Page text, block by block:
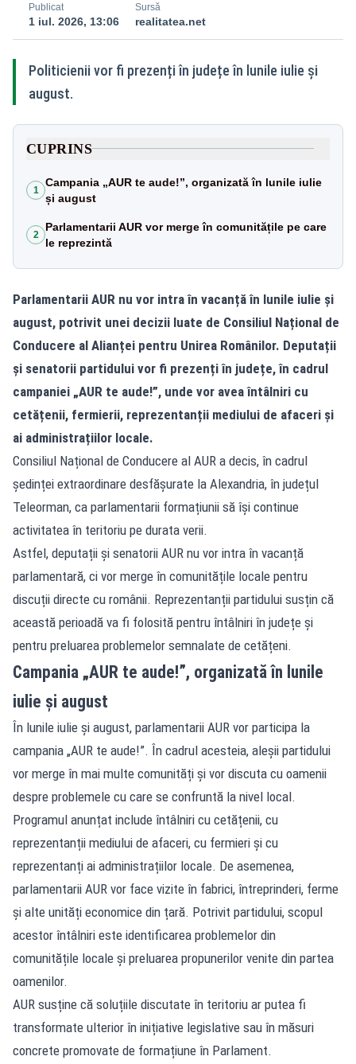
Publicat
1 iul. 2026, 13:06
Sursă
realitatea.net
Politicienii vor fi prezenți în județe în lunile iulie și
august.
CUPRINS
1
Campania „AUR te aude!”, organizată în lunile iulie
și august
2
Parlamentarii AUR vor merge în comunitățile pe care
le reprezintă
Parlamentarii AUR nu vor intra în vacanță în lunile iulie și
august, potrivit unei decizii luate de Consiliul Național de
Conducere al Alianței pentru Unirea Românilor. Deputații
și senatorii partidului vor fi prezenți în județe, în cadrul
campaniei „AUR te aude!”, unde vor avea întâlniri cu
cetățenii, fermierii, reprezentanții mediului de afaceri și
ai administrațiilor locale.
Consiliul Național de Conducere al AUR a decis, în cadrul
ședinței extraordinare desfășurate la Alexandria, în județul
Teleorman, ca parlamentarii formațiunii să își continue
activitatea în teritoriu pe durata verii.
Astfel, deputații și senatorii AUR nu vor intra în vacanță
parlamentară, ci vor merge în comunitățile locale pentru
discuții directe cu românii. Reprezentanții partidului susțin că
această perioadă va fi folosită pentru întâlniri în județe și
pentru preluarea problemelor semnalate de cetățeni.
Campania „AUR te aude!”, organizată în lunile
iulie și august
În lunile iulie și august, parlamentarii AUR vor participa la
campania „AUR te aude!”. În cadrul acesteia, aleșii partidului
vor merge în mai multe comunități și vor discuta cu oamenii
despre problemele cu care se confruntă la nivel local.
Programul anunțat include întâlniri cu cetățenii, cu
reprezentanții mediului de afaceri, cu fermieri și cu
reprezentanți ai administrațiilor locale. De asemenea,
parlamentarii AUR vor face vizite în fabrici, întreprinderi, ferme
și alte unități economice din țară. Potrivit partidului, scopul
acestor întâlniri este identificarea problemelor din
comunitățile locale și preluarea propunerilor venite din partea
oamenilor.
AUR susține că soluțiile discutate în teritoriu ar putea fi
transformate ulterior în inițiative legislative sau în măsuri
concrete promovate de formațiune în Parlament.